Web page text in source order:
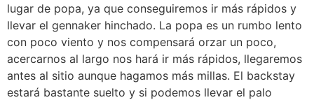
lugar de popa, ya que conseguiremos ir más rápidos y
llevar el gennaker hinchado. La popa es un rumbo lento
con poco viento y nos compensará orzar un poco,
acercarnos al largo nos hará ir más rápidos, llegaremos
antes al sitio aunque hagamos más millas. El backstay
estará bastante suelto y si podemos llevar el palo